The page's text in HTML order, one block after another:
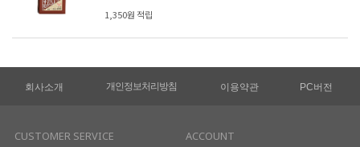
1,350원 적립
회사소개 개인정보처리방침 이용약관 PC버전
CUSTOMER SERVICE ACCOUNT